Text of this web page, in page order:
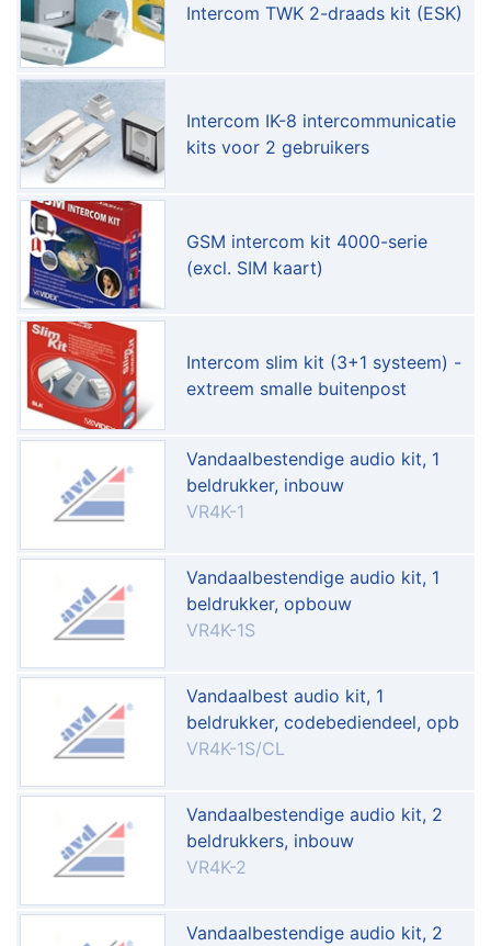
Intercom TWK 2-draads kit (ESK)
Intercom IK-8 intercommunicatie
kits voor 2 gebruikers
GSM intercom kit 4000-serie
(excl. SIM kaart)
Intercom slim kit (3+1 systeem) -
extreem smalle buitenpost
Vandaalbestendige audio kit, 1
beldrukker, inbouw
VR4K-1
Vandaalbestendige audio kit, 1
beldrukker, opbouw
VR4K-1S
Vandaalbest audio kit, 1
beldrukker, codebediendeel, opb
VR4K-1S/CL
Vandaalbestendige audio kit, 2
beldrukkers, inbouw
VR4K-2
Vandaalbestendige audio kit, 2